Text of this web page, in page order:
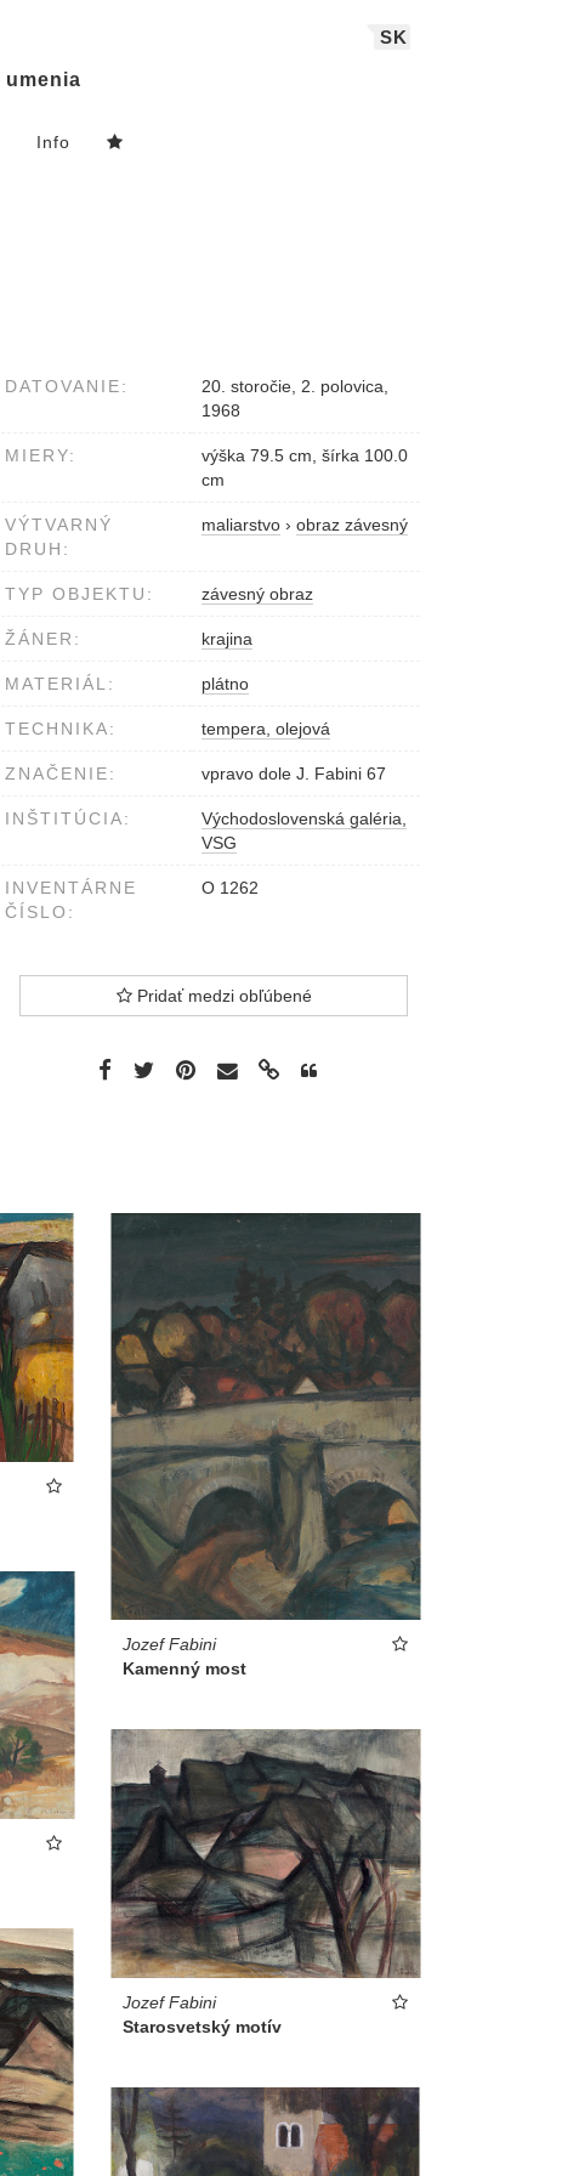
SK
umenia
Info
DATOVANIE:
20. storočie, 2. polovica,
1968
MIERY:
výška 79.5 cm, šírka 100.0
cm
VÝTVARNÝ
DRUH:
maliarstvo › obraz závesný
TYP OBJEKTU: závesný obraz
ŽÁNER: krajina
MATERIÁL: plátno
TECHNIKA: tempera, olejová
ZNAČENIE: vpravo dole J. Fabini 67
INŠTITÚCIA:
Východoslovenská galéria,
VSG
INVENTÁRNE
ČÍSLO:
O 1262
Pridať medzi obľúbené
Jozef Fabini
Kamenný most
Jozef Fabini
Starosvetský motív